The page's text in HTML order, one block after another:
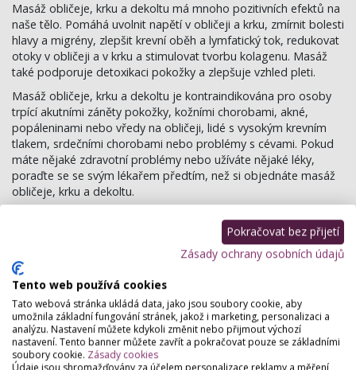
Masáž obličeje, krku a dekoltu má mnoho pozitivních efektů na
naše tělo. Pomáhá uvolnit napětí v obličeji a krku, zmírnit bolesti
hlavy a migrény, zlepšit krevní oběh a lymfatický tok, redukovat
otoky v obličeji a v krku a stimulovat tvorbu kolagenu. Masáž
také podporuje detoxikaci pokožky a zlepšuje vzhled pleti.
Masáž obličeje, krku a dekoltu je kontraindikována pro osoby
trpící akutními záněty pokožky, kožními chorobami, akné,
popáleninami nebo vředy na obličeji, lidé s vysokým krevním
tlakem, srdečními chorobami nebo problémy s cévami. Pokud
máte nějaké zdravotní problémy nebo užíváte nějaké léky,
poraďte se se svým lékařem předtím, než si objednáte masáž
obličeje, krku a dekoltu.
jak si dopřát chvíli relaxace a péče o svoji pleť a celkovou
Čtěte také:
Strašák jménem celulitida. Jak se jí účinně zbavit?
Pomoc, zlomila se mi kůže!
Bambucké máslo nejen v kosmetice
Rakovina kůže – jak ji rozpoznáte?
Pokračovat bez přijetí
Zásady ochrany osobních údajů
Tento web používá cookies
Tato webová stránka ukládá data, jako jsou soubory cookie, aby
umožnila základní fungování stránek, jakož i marketing, personalizaci a
analýzu. Nastavení můžete kdykoli změnit nebo přijmout výchozí
nastavení. Tento banner můžete zavřít a pokračovat pouze se základními
soubory cookie. Zásady cookies
Údaje jsou shromažďovány za účelem personalizace reklamy a měření